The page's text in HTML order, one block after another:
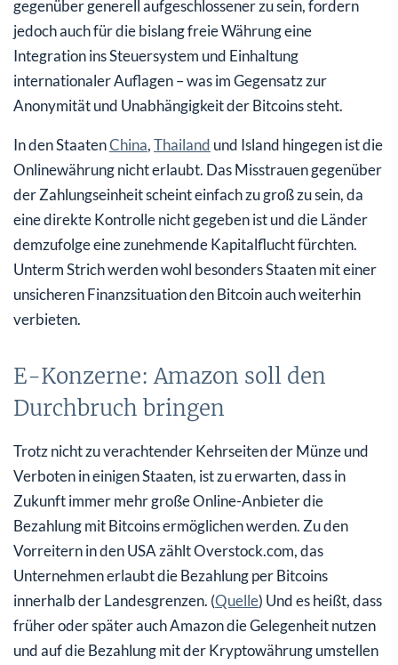
gegenüber generell aufgeschlossener zu sein, fordern
jedoch auch für die bislang freie Währung eine
Integration ins Steuersystem und Einhaltung
internationaler Auflagen – was im Gegensatz zur
Anonymität und Unabhängigkeit der Bitcoins steht.
In den StaatenChina,Thailand und Island hingegen ist die
Onlinewährung nicht erlaubt. Das Misstrauen gegenüber
der Zahlungseinheit scheint einfach zu groß zu sein, da
eine direkte Kontrolle nicht gegeben ist und die Länder
demzufolge eine zunehmende Kapitalflucht fürchten.
Unterm Strich werden wohl besonders Staaten mit einer
unsicheren Finanzsituation den Bitcoin auch weiterhin
verbieten.
E-Konzerne: Amazon soll den
Durchbruch bringen
Trotz nicht zu verachtender Kehrseiten der Münze und
Verboten in einigen Staaten, ist zu erwarten, dass in
Zukunft immer mehr große Online-Anbieter die
Bezahlung mit Bitcoins ermöglichen werden. Zu den
Vorreitern in den USA zählt Overstock.com, das
Unternehmen erlaubt die Bezahlung per Bitcoins
innerhalb der Landesgrenzen. (Quelle) Und es heißt, dass
früher oder später auch Amazon die Gelegenheit nutzen
und auf die Bezahlung mit der Kryptowährung umstellen